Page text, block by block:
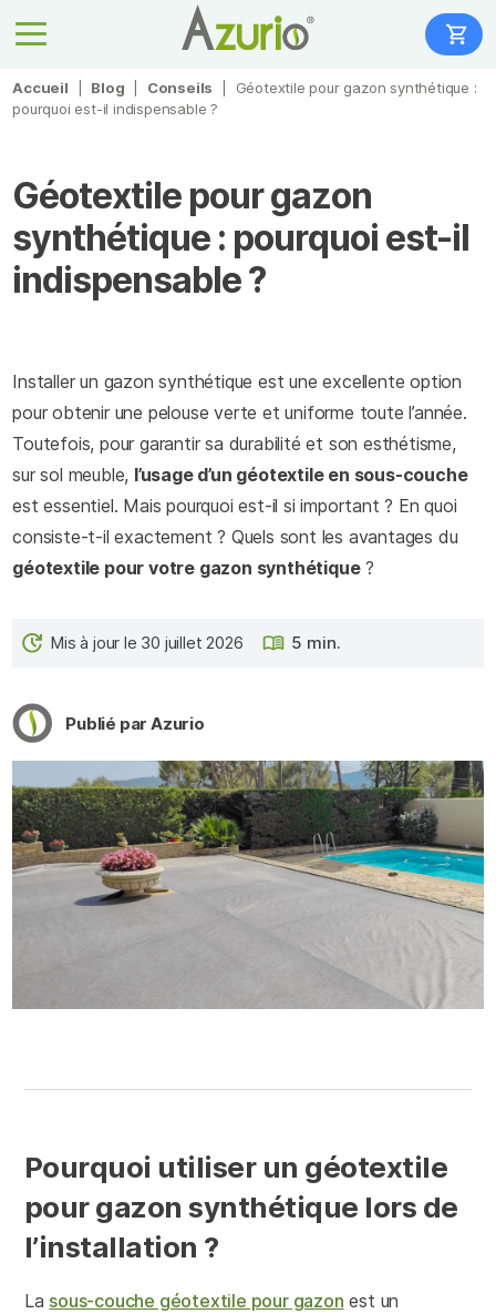
Accueil Blog Conseils
Géotextile pour gazon synthétique :
pourquoi est-il indispensable ?
Géotextile pour gazon
synthétique : pourquoi est-il
indispensable ?
Mis à jour le 30 juillet 2026 5 min.
Installer un gazon synthétique est une excellente option
pour obtenir une pelouse verte et uniforme toute l’année.
Toutefois, pour garantir sa durabilité et son esthétisme,
sur sol meuble, l’usage d’un géotextile en sous-couche
est essentiel. Mais pourquoi est-il si important ? En quoi
consiste-t-il exactement ? Quels sont les avantages du
géotextile pour votre gazon synthétique?
Publié par Azurio
Pourquoi utiliser un géotextile
pour gazon synthétique lors de
l’installation ?
La sous-couche géotextile pour gazon est un